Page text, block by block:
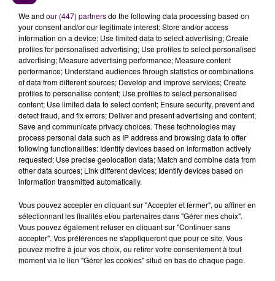
D'ANCIENS CAMARADES REPRENNENT
CONTACT
La cagnotte est mise en ligne le 19 mars dernier. Foot
Sud 41 relaie l’information et les choses s'enchaînent.
Les clubs voisins, laissant leur rivalité au vestiaire,
partagent l’appel sur leurs réseaux sociaux, tout
comme la mairie de Vernou-en-Sologne, où réside
l’agriculteur. En une semaine, on comptabilise plus de
5 500 euros."C’est très émouvant. Au-delà de
l’argent, certains anciens camarades de classe que
je n’avais plus vus depuis trente ans ont repris
même pour participer à l’effort"relate Julien
Thiesset, non sans une certaine émotion dans la voix.
"REPRENDRE MA VIE NORMALEMENT"
We and our (447) partnersdo the following data processing based on
your consent and/or our legitimate interest: Store and/or access
information on a device; Use limited data to select advertising; Create
profiles for personalised advertising; Use profiles to select personalised
advertising; Measure advertising performance; Measure content
performance; Understand audiences through statistics or combinations
of data from different sources; Develop and improve services; Create
profiles to personalise content; Use profiles to select personalised
content; Use limited data to select content; Ensure security, prevent and
detect fraud, and fix errors; Deliver and present advertising and content;
Save and communicate privacy choices. These technologies may
process personal data such as IP address and browsing data to offer
following functionalities: Identify devices based on information actively
requested; Use precise geolocation data; Match and combine data from
other data sources; Link different devices; Identify devices based on
information transmitted automatically.
Vous pouvez accepter en cliquant sur "Accepter et fermer", ou affiner en
sélectionnant les finalités et/ou partenaires dans "Gérer mes choix".
Vous pouvez également refuser en cliquant sur "Continuer sans
accepter". Vos préférences ne s'appliqueront que pour ce site. Vous
pouvez mettre à jour vos choix, ou retirer votre consentement à tout
moment via le lien "Gérer les cookies" situé en bas de chaque page.